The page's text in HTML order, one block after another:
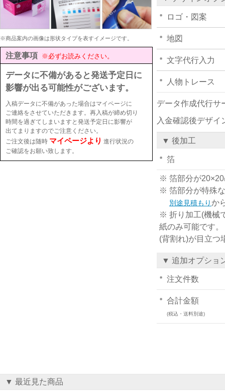
※商品案内の画像は形状タイプを表すイメージです。
注意事項 ※必ずお読みください。
データに不備があると発送予定日に
影響が出る可能性がございます。
入稿データに不備があった場合はマイページに
ご連絡をさせていただきます。再入稿が締め切り
時間を過ぎてしまいますと発送予定日に影響が
出てまりますのでご注意ください。
ご注文後は随時 マイページより 進行状況の
ご確認をお願い致します。
ロゴ・図案
地図
文字代行入力
人物トレース
データ作成代行サ
入金確認後デザイ
▼ 後加工
箔
※ 箔部分が20×20
※ 箔部分が特殊
別途見積もりか
※ 折り加工(機械
紙のみ可能です
(背割れ)が目立つ
▼ 追加オプショ
注文件数
合計金額
(税込・送料別途)
▼ 最近見た商品